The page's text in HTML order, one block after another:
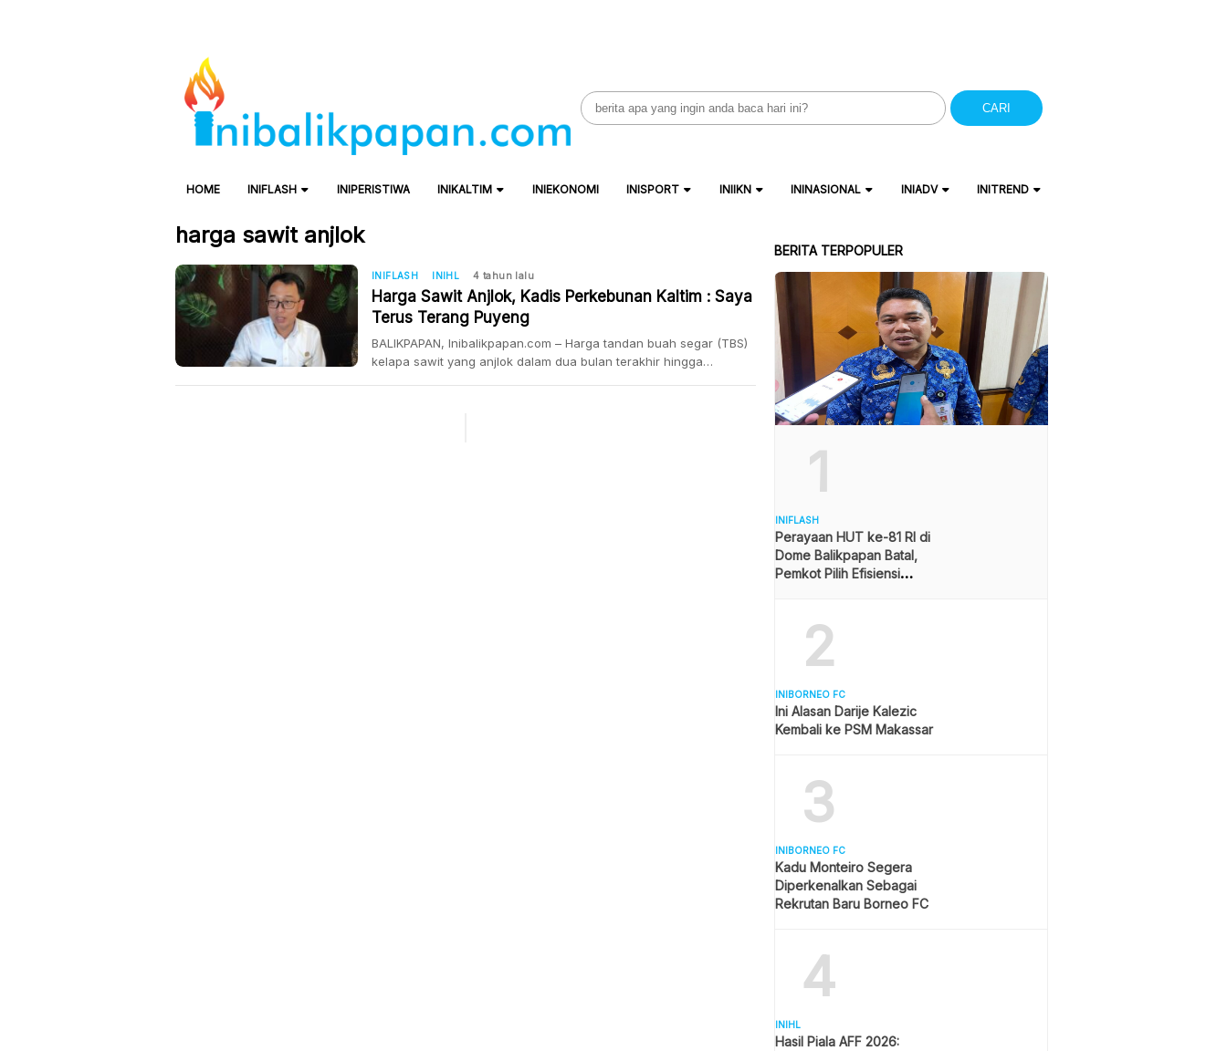
Search
for:
CARI
HOME INIFLASH INIPERISTIWA INIKALTIM INIEKONOMI INISPORT INIIKN ININASIONAL INIADV INITREND
harga sawit anjlok
INIFLASH INIHL 4 tahun lalu
Harga Sawit Anjlok, Kadis Perkebunan Kaltim : Saya
Terus Terang Puyeng
BALIKPAPAN, Inibalikpapan.com – Harga tandan buah segar (TBS)
kelapa sawit yang anjlok dalam dua bulan terakhir hingga
BERITA TERPOPULER
1
INIFLASH
Perayaan HUT ke-81 RI di
Dome Balikpapan Batal,
Pemkot Pilih Efisiensi
2
INIBORNEO FC
Ini Alasan Darije Kalezic
Kembali ke PSM Makassar
3
INIBORNEO FC
Kadu Monteiro Segera
Diperkenalkan Sebagai
Rekrutan Baru Borneo FC
4
INIHL
Hasil Piala AFF 2026: